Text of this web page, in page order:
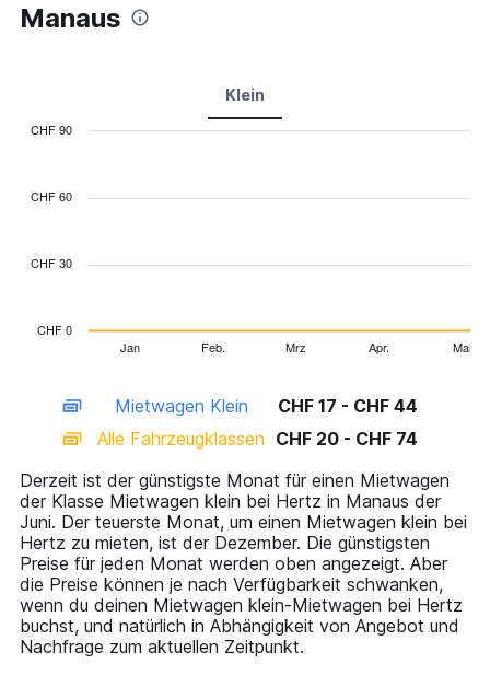
Manaus
Klein
has
displaying
categories.
Range:
14
categories.
The
chart
has
1
Y
axis
displaying
values.
Jan Feb. Mrz Apr. Mai
CHF 0
CHF 30
CHF 60
CHF 90
Mietwagen Klein
CHF 17 - CHF 44
Alle Fahrzeugklassen CHF 20 - CHF 74
Derzeit ist der günstigste Monat für einen Mietwagen
der Klasse Mietwagen klein bei Hertz in Manaus der
Juni. Der teuerste Monat, um einen Mietwagen klein bei
Hertz zu mieten, ist der Dezember. Die günstigsten
Preise für jeden Monat werden oben angezeigt. Aber
die Preise können je nach Verfügbarkeit schwanken,
wenn du deinen Mietwagen klein-Mietwagen bei Hertz
buchst, und natürlich in Abhängigkeit von Angebot und
Nachfrage zum aktuellen Zeitpunkt.